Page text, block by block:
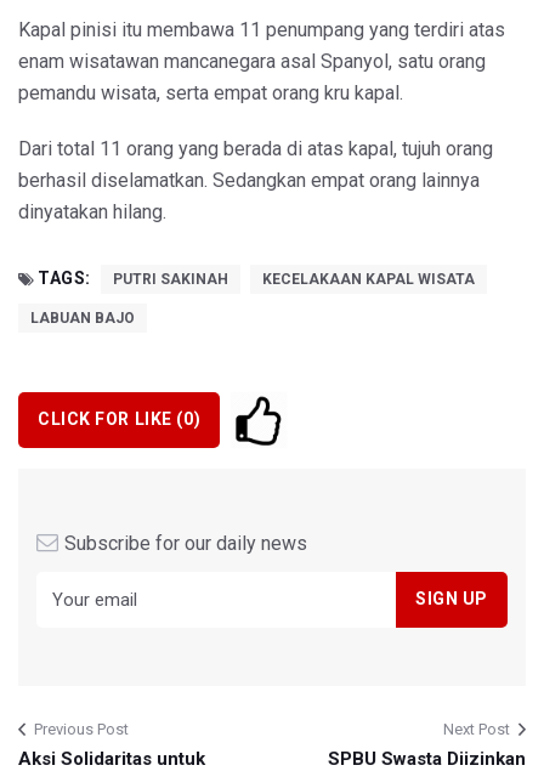
Kapal pinisi itu membawa 11 penumpang yang terdiri atas
enam wisatawan mancanegara asal Spanyol, satu orang
pemandu wisata, serta empat orang kru kapal.
Dari total 11 orang yang berada di atas kapal, tujuh orang
berhasil diselamatkan. Sedangkan empat orang lainnya
dinyatakan hilang.
TAGS: PUTRI SAKINAH KECELAKAAN KAPAL WISATA
LABUAN BAJO
CLICK FOR LIKE (0)
Subscribe for our daily news
Previous Post
Aksi Solidaritas untuk
Next Post
SPBU Swasta Diizinkan